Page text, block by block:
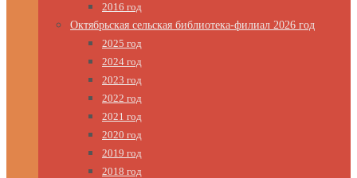
2016 год
Октябрьская сельская библиотека-филиал 2026 год
2025 год
2024 год
2023 год
2022 год
2021 год
2020 год
2019 год
2018 год